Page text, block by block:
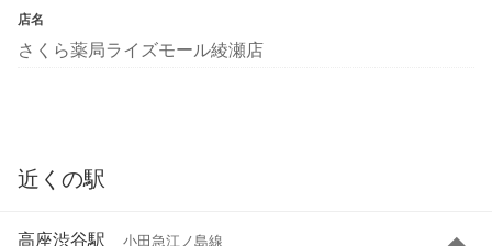
店名
さくら薬局ライズモール綾瀬店
近くの駅
高座渋谷駅 小田急江ノ島線